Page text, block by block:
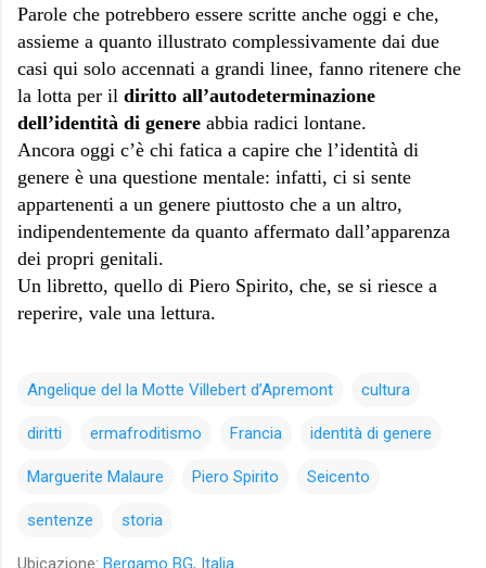
Parole che potrebbero essere scritte anche oggi e che,
assieme a quanto illustrato complessivamente dai due
casi qui solo accennati a grandi linee, fanno ritenere che
la lotta per il diritto all’autodeterminazione
dell’identità di genere abbia radici lontane.
Ancora oggi c’è chi fatica a capire che l’identità di
genere è una questione mentale: infatti, ci si sente
appartenenti a un genere piuttosto che a un altro,
indipendentemente da quanto affermato dall’apparenza
dei propri genitali.
Un libretto, quello di Piero Spirito, che, se si riesce a
reperire, vale una lettura.
Angelique del la Motte Villebert d’Apremont cultura
diritti ermafroditismo Francia identità di genere
Marguerite Malaure Piero Spirito Seicento
sentenze storia